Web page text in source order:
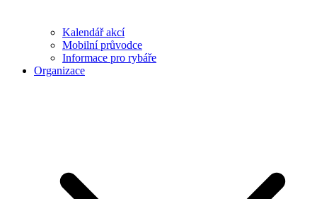
Kalendář akcí
Mobilní průvodce
Informace pro rybáře
Organizace